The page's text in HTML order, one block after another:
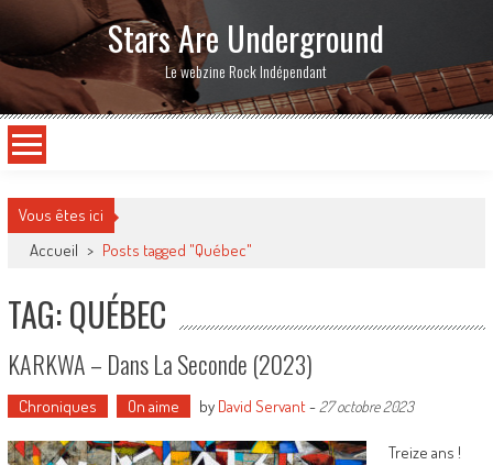
Stars Are Underground
Le webzine Rock Indépendant
Vous êtes ici
Accueil > Posts tagged "Québec"
TAG: QUÉBEC
KARKWA – Dans La Seconde (2023)
Chroniques On aime by David Servant- 27 octobre 2023
Treize ans !